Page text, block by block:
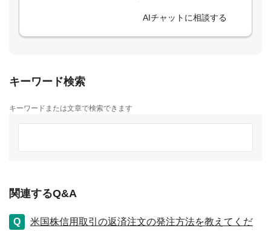
AIチャットに相談する
キーワード検索
キーワードまたは文章で検索できます
関連するQ&A
米国株信用取引の返済注文の発注方法を教えてくだ